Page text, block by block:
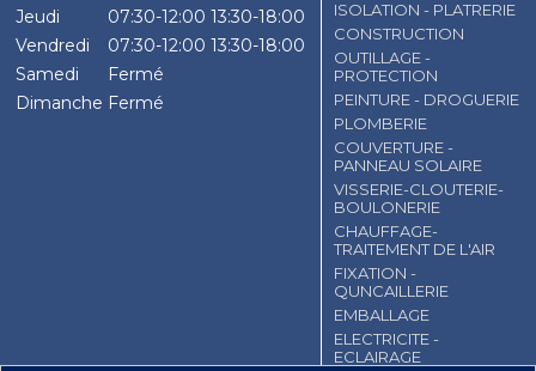
Jeudi
07:30-12:00 13:30-18:00
Vendredi
07:30-12:00 13:30-18:00
Samedi
Fermé
Dimanche Fermé
ISOLATION - PLATRERIE
CONSTRUCTION
OUTILLAGE -
PROTECTION
PEINTURE - DROGUERIE
PLOMBERIE
COUVERTURE -
PANNEAU SOLAIRE
VISSERIE-CLOUTERIE-
BOULONERIE
CHAUFFAGE-
TRAITEMENT DE L'AIR
FIXATION -
QUNCAILLERIE
EMBALLAGE
ELECTRICITE -
ECLAIRAGE